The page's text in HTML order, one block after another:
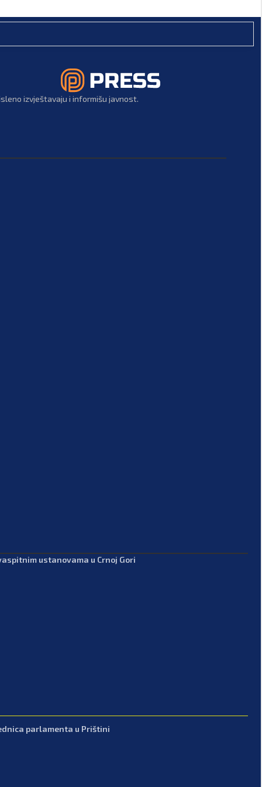
izvještavaju i informišu javnost.
ustanovama u Crnoj Gori
parlamenta u Prištini